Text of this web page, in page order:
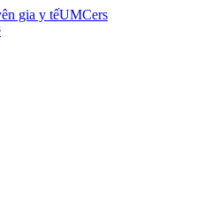
gia y tếUMCers